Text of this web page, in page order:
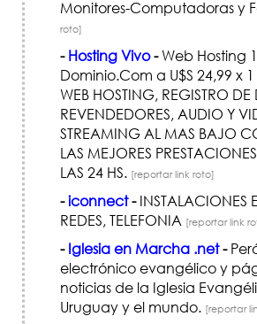
Monitores-Computadoras y
roto]
- Hosting Vivo-Web Hosting
Dominio.Com a U$S 24,99 x
WEB HOSTING, REGISTRO
REVENDEDORES, AUDIO Y
STREAMING AL MAS BAJO
LAS MEJORES
LAS 24 HS. [reportar link roto]
-iconnect-INSTALACIONES
REDES, TELEFONIA [reportar link
- Iglesia en Marcha .net-
electrónico evangélico y
noticias de la Iglesia
Uruguay y el mundo. [reportar